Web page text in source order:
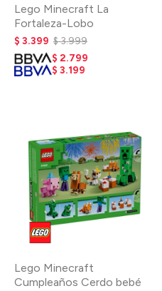
Lego Minecraft La
Fortaleza-Lobo
$ 3.399 $3.999
$ 2.799
$ 3.199
Lego Minecraft
Cumpleaños Cerdo bebé